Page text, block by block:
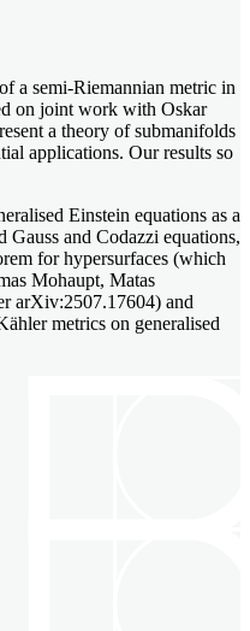
a semi-Riemannian metric in
on joint work with Oskar
a theory of submanifolds
applications. Our results so
Einstein equations as a
Gauss and Codazzi equations,
for hypersurfaces (which
Mohaupt, Matas
arXiv:2507.17604) and
metrics on generalised